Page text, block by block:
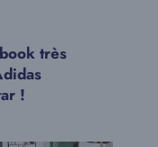
très
!